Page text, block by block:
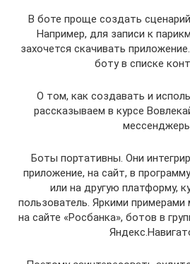
В боте проще создать
Например, для записи к
захочется скачивать
боту в списке
О том, как создавать и
рассказываем в курсе
Боты портативны. Они
приложение, на сайт, в
или на другую платформу,
пользователь. Яркими
на сайте «Росбанка», ботов в